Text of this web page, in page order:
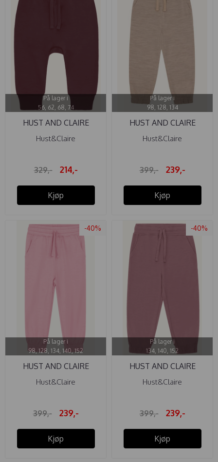
På lager i
56, 62, 68, 74
HUST AND CLAIRE
BUKSE ...
Hust&Claire
329,- 214,-
Kjøp
På lager i
98, 128, 134
HUST AND CLAIRE
BUKSE ...
Hust&Claire
399,- 239,-
Kjøp
-40%
På lager i
98, 128, 134, 140, 152
HUST AND CLAIRE
BUKSE ...
Hust&Claire
399,- 239,-
Kjøp
-40%
På lager i
134, 140, 152
HUST AND CLAIRE
BUKSE ...
Hust&Claire
399,- 239,-
Kjøp